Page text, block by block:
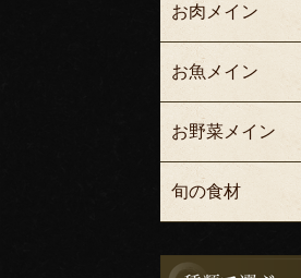
お肉メイン
お魚メイン
お野菜メイン
旬の食材